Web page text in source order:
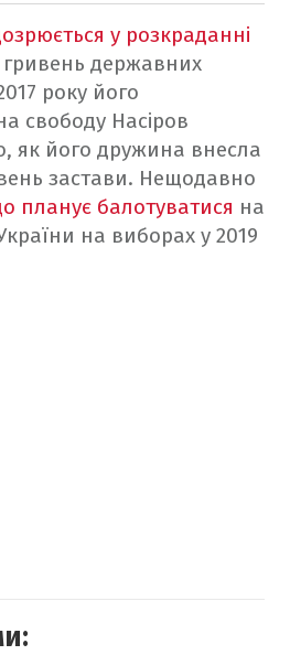
у розкраданні
гривень державних
року його
свободу Насіров
як його дружина внесла
застави. Нещодавно
планує балотуватися на
на виборах у 2019